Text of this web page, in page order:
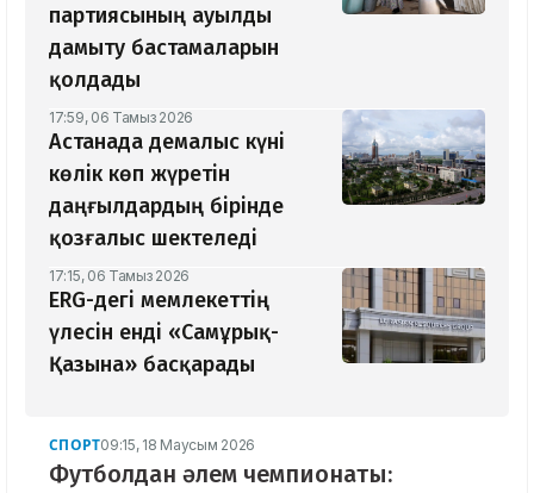
партиясының ауылды
дамыту бастамаларын
қолдады
17:59, 06 Тамыз 2026
Астанада демалыс күні
көлік көп жүретін
даңғылдардың бірінде
қозғалыс шектеледі
17:15, 06 Тамыз 2026
ERG-дегі мемлекеттің
үлесін енді «Самұрық-
Қазына» басқарады
СПОРТ09:15, 18 Маусым 2026
Футболдан әлем чемпионаты: